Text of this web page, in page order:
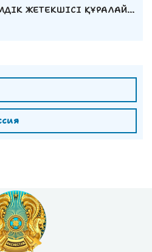
ЖЕТЕКШІСІ ҚҰРАЛАЙ
ҰСЫНАДЫ